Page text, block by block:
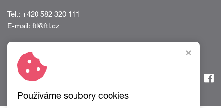
Tel.: +420 582 320 111
E-mail: ftl@ftl.cz
Používáme soubory cookies